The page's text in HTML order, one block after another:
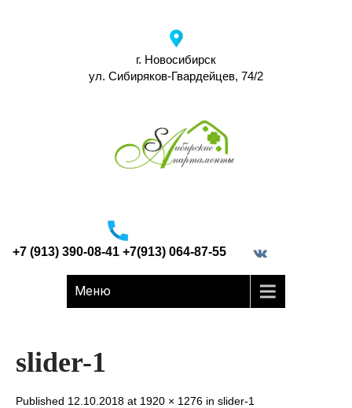
г. Новосибирск
ул. Сибиряков-Гвардейцев, 74/2
+7 (913) 390-08-41 +7(913) 064-87-55
Меню
slider-1
Published 12.10.2018 at 1920 × 1276 in slider-1